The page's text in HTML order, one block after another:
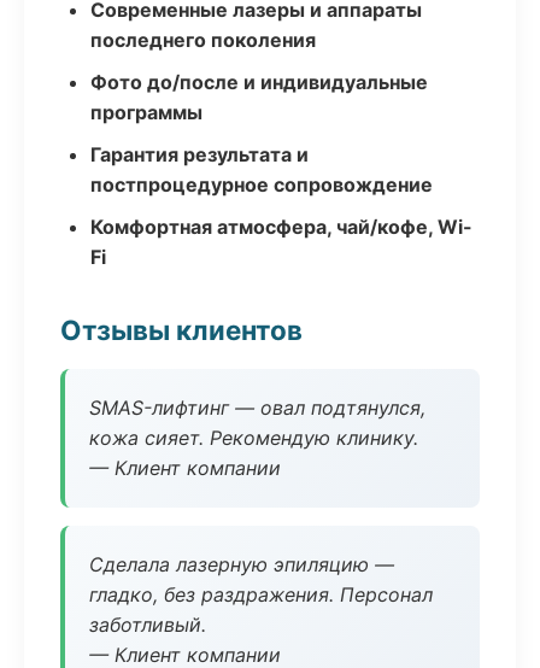
Современные лазеры и аппараты
последнего поколения
Фото до/после и индивидуальные
программы
Гарантия результата и
постпроцедурное сопровождение
Комфортная атмосфера, чай/кофе, Wi-
Fi
Отзывы клиентов
SMAS-лифтинг — овал подтянулся,
кожа сияет. Рекомендую клинику.
— Клиент компании
Сделала лазерную эпиляцию —
гладко, без раздражения. Персонал
заботливый.
— Клиент компании